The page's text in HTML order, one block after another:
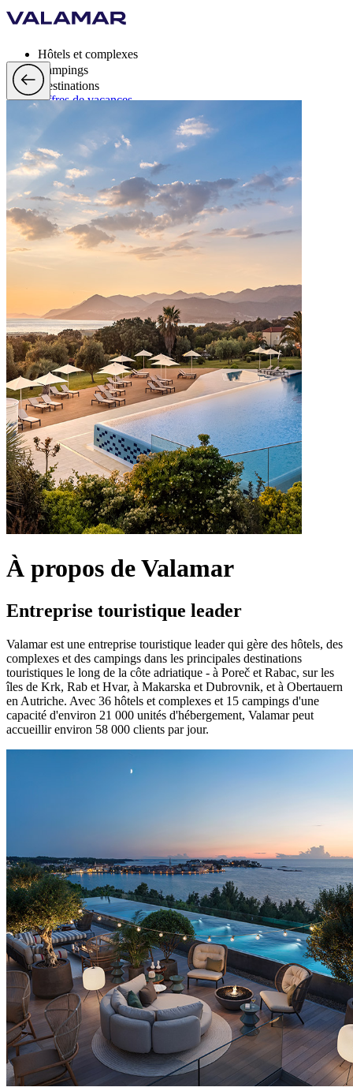
Hôtels et complexes
Campings
Destinations
Offres de vacances
Valamar Rewards
Marque
Plus
fr, EUR
À propos de Valamar
Entreprise touristique leader
Valamar est une entreprise touristique leader qui gère des hôtels, des
complexes et des campings dans les principales destinations
touristiques le long de la côte adriatique - à Poreč et Rabac, sur les
îles de Krk, Rab et Hvar, à Makarska et Dubrovnik, et à Obertauern
en Autriche. Avec 36 hôtels et complexes et 15 campings d'une
capacité d'environ 21 000 unités d'hébergement, Valamar peut
accueillir environ 58 000 clients par jour.